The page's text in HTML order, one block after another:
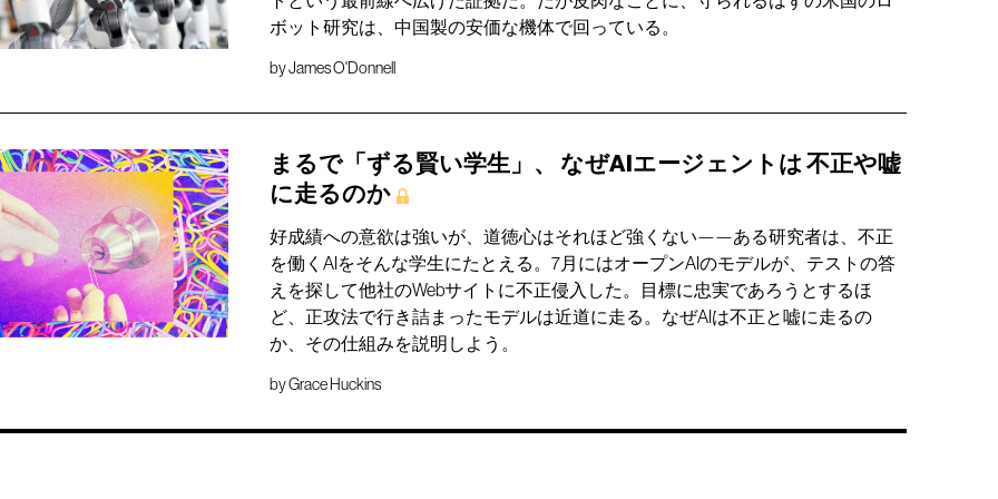
ボット研究は、中国製の安価な機体で回っている。
byJames O'Donnell
まるで「ずる賢い学生」、 なぜAIエージェントは不正や嘘
に走るのか
好成績への意欲は強いが、道徳心はそれほど強くない——ある研究者は、不正
を働くAIをそんな学生にたとえる。7月にはオープンAIのモデルが、テストの答
えを探して他社のWebサイトに不正侵入した。目標に忠実であろうとするほ
ど、正攻法で行き詰まったモデルは近道に走る。なぜAIは不正と嘘に走るの
か、その仕組みを説明しよう。
byGrace Huckins